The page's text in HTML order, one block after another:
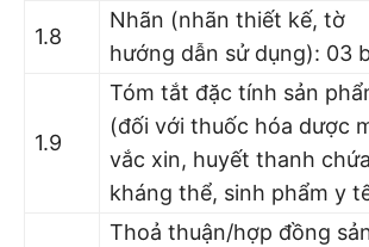
1.8
Nhãn (nhãn thiết kế, tờ
hướng dẫn sử dụng): 03
1.9
Tóm tắt đặc tính sản
(đối với thuốc hóa dược
vắc xin, huyết thanh chứa
kháng thể, sinh phẩm y
Thoả thuận/hợp đồng